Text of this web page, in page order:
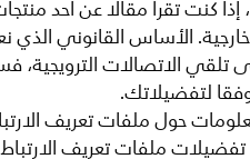
إذا كنت تقرأ مقالا عن أحد
الأساس القانوني الذي
تلقي الاتصالات
لتفضيلاتك.
حول ملفات تعريف
ملفات تعريف